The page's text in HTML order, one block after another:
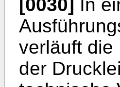
[0030] In
verläuft die
der